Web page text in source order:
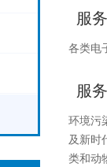
服
各类电
服
环境污
及新时
类和动